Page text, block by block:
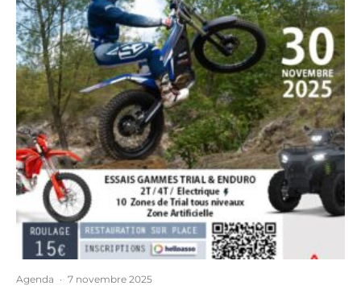
Agenda · 7 novembre 2025